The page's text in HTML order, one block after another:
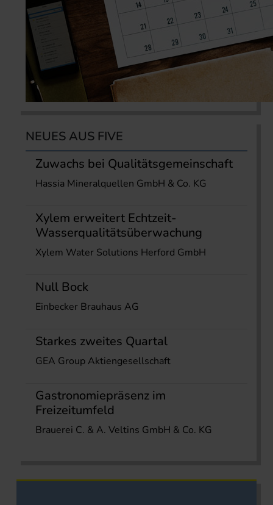
NEUES AUS FIVE
Zuwachs bei Qualitätsgemeinschaft
Hassia Mineralquellen GmbH & Co. KG
Xylem erweitert Echtzeit-
Wasserqualitätsüberwachung
Xylem Water Solutions Herford GmbH
Null Bock
Einbecker Brauhaus AG
Starkes zweites Quartal
GEA Group Aktiengesellschaft
Gastronomiepräsenz im
Freizeitumfeld
Brauerei C. & A. Veltins GmbH & Co. KG